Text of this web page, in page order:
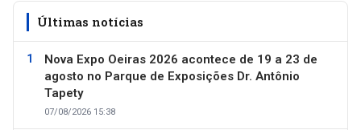
Últimas notícias
Nova Expo Oeiras 2026 acontece de 19 a 23 de
agosto no Parque de Exposições Dr. Antônio
Tapety
07/08/2026 15:38